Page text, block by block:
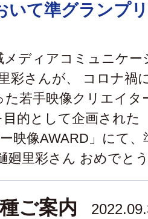
いて準グランプ
メディアコミュニケ
彩さんが、 コロナ禍
若手映像クリエイタ
的として企画された
映像AWARD」にて
廻里彩さん おめでと
ご案内